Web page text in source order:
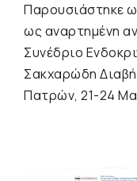
Παρουσιάστηκε
ως αναρτημένη
Συνέδριο
Σακχαρώδη
Πατρών, 21-24